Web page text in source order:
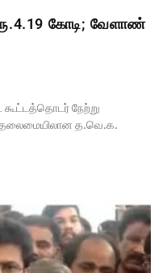
கோடி; வேளாண்
நேற்று
த.வெ.க.